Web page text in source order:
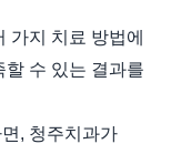
가지 치료 방법에
수 있는 결과를
, 청주치과가